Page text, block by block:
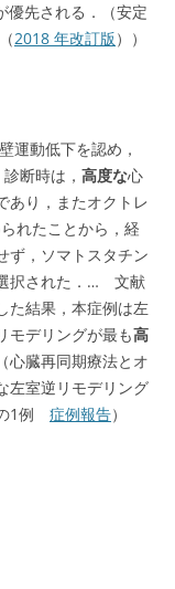
優先される．（安定
2018 年改訂版））
運動低下を認め，
断時は， 高度な心
あり，またオクトレ
れたことから，経
ず，ソマトスタチン
択された．… 文献
た結果，本症例は左
モデリングが最も高
心臓再同期療法とオ
左室逆リモデリング
1例 症例報告）